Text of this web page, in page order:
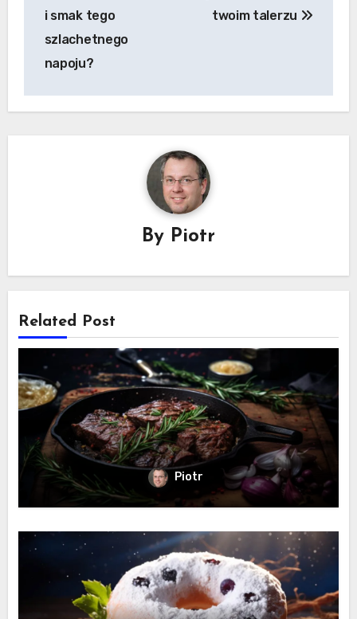
i smak tego
szlachetnego
napoju?
twoim talerzu
By Piotr
Related Post
Piotr